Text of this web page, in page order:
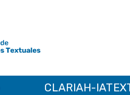
CLARIAH-